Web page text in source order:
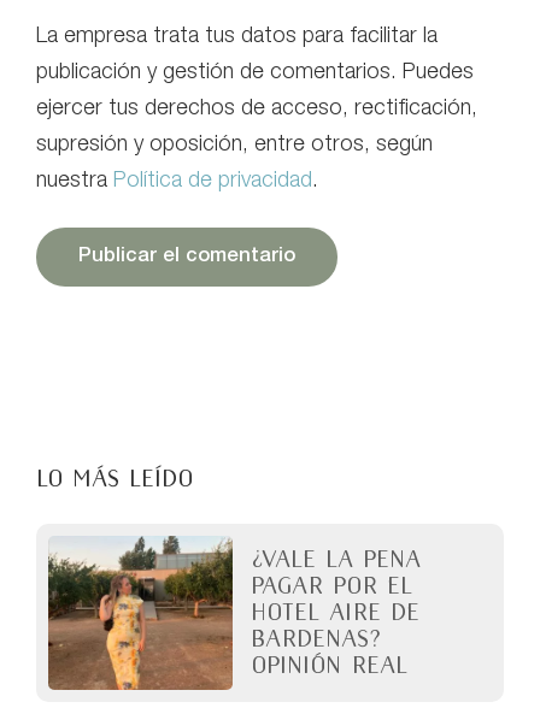
La empresa trata tus datos para facilitar la
publicación y gestión de comentarios. Puedes
ejercer tus derechos de acceso, rectificación,
supresión y oposición, entre otros, según
nuestra Política de privacidad.
LO MÁS LEÍDO
¿Vale la pena
pagar por el
Hotel Aire de
Bardenas?
Opinión real